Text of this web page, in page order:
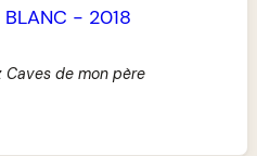
BLANC - 2018
de mon père